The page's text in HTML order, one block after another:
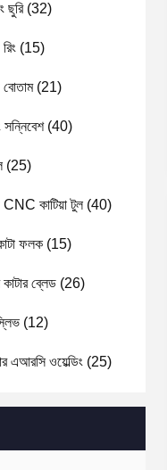
ছুরি(32)
(15)
বোতাম(21)
সন্নিবেশ(40)
(25)
CNC কাটিয়া টুল(40)
ফলক (15)
কাটার ব্লেড (26)
(12)
এআরসি ওয়েল্ডিং (25)